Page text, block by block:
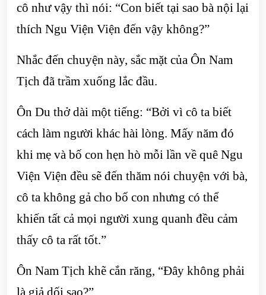
cô như vậy thì nói: “Con biết tại sao bà nội lại
thích Ngu Viện Viện đến vậy không?”
Nhắc đến chuyện này, sắc mặt của Ôn Nam
Tịch đã trầm xuống lắc đầu.
Ôn Du thở dài một tiếng: “Bởi vì cô ta biết
cách làm người khác hài lòng. Mấy năm đó
khi mẹ và bố con hẹn hò mỗi lần về quê Ngu
Viện Viện đều sẽ đến thăm nói chuyện với bà,
cô ta không gả cho bố con nhưng có thể
khiến tất cả mọi người xung quanh đều cảm
thấy cô ta rất tốt.”
Ôn Nam Tịch khẽ cắn răng, “Đây không phải
là giả dối sao?”